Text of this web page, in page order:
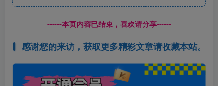
------本页内容已结束，喜欢请分享------
感谢您的来访，获取更多精彩文章请收藏本站。